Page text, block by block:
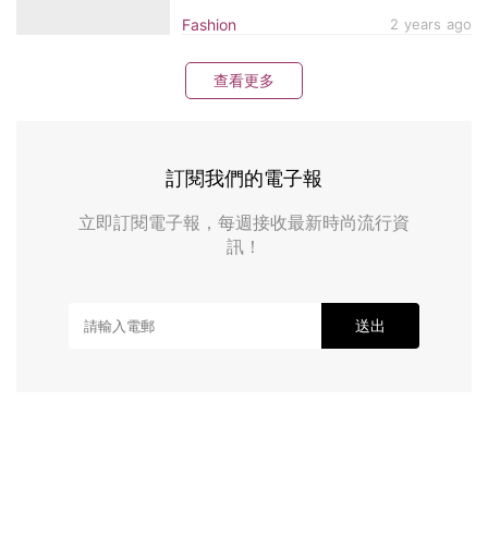
Fashion 2 years ago
查看更多
訂閱我們的電子報
立即訂閱電子報，每週接收最新時尚流行資
訊！
送出